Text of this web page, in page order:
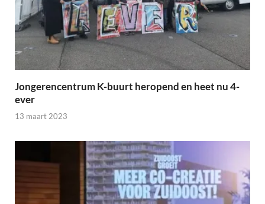
Jongerencentrum K-buurt heropend en heet nu 4-
ever
13 maart 2023